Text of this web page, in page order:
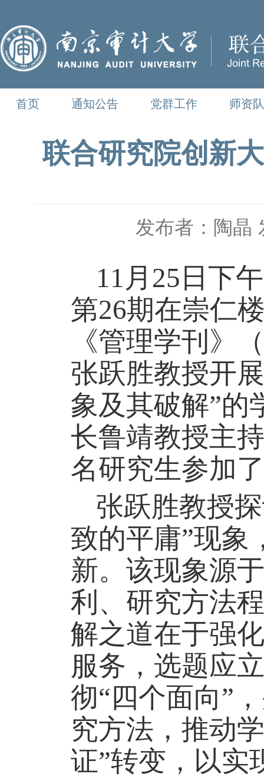
首页 通知公告 党群工作 师资
联合研究院创新
发布者：陶晶
11 月 25 日下
第26期在崇仁
《管理学刊》
张跃胜教授开
象及其破解”的
长鲁靖教授主
名研究生参加
张跃胜教授
致的平庸”现象
新。该现象源
利、研究方法
解之道在于强
服务，选题应
彻“四个面向”
究方法，推动
证”转变，以实